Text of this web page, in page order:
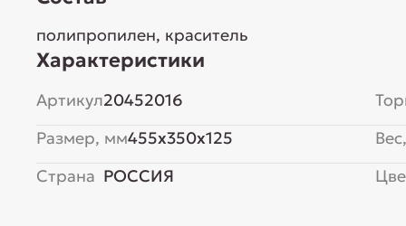
полипропилен, краситель
Характеристики
Артикул20452016
Размер, мм455x350x125
Страна РОССИЯ